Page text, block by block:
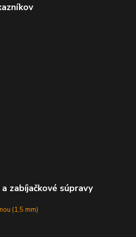
zabíjačkové súpravy
(1,5 mm)